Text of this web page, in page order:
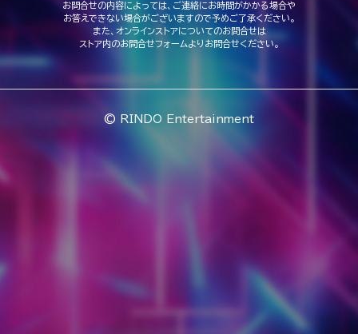
お問合せの内容によっては、ご連絡にお時間がかかる場合や
お答えできない場合がございますので予めご了承ください。
また、オンラインストアについてのお問合せは
ストア内のお問合せフォームよりお問合せください。
© RINDO Entertainment